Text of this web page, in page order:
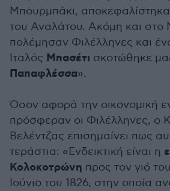
Μπουρμπάκι,
του Αναλάτου. Ακόμη και στο
πολέμησαν Φιλέλληνες και
Ιταλός Μπασέτι σκοτώθηκε
Παπαφλέσσα».
Όσον αφορά την οικονομική
πρόσφεραν οι Φιλέλληνες, ο
Βελέντζας επισημαίνει πως
τεράστια: «Ενδεικτική είναι η
Κολοκοτρώνη προς τον γιό
Ιούνιο του 1826, στην οποία